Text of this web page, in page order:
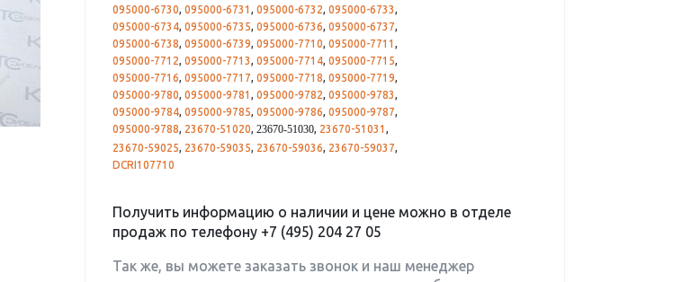
095000-6730, 095000-6731 , 095000-6732, 095000-6733,
095000-6734, 095000-6735, 095000-6736, 095000-6737,
095000-6738, 095000-6739, 095000-7710, 095000-7711 ,
095000-7712, 095000-7713, 095000-7714, 095000-7715,
095000-7716, 095000-7717, 095000-7718, 095000-7719,
095000-9780, 095000-9781 , 095000-9782, 095000-9783,
095000-9784, 095000-9785, 095000-9786, 095000-9787,
095000-9788, 23670-51020, 23670-51030, 23670-51031 ,
23670-59025, 23670-59035, 23670-59036, 23670-59037,
DCRI107710
Получить информацию о наличии и цене можно в отделе
продаж по телефону +7 (495) 204 27 05
Так же, вы можете заказать звонок и наш менеджер